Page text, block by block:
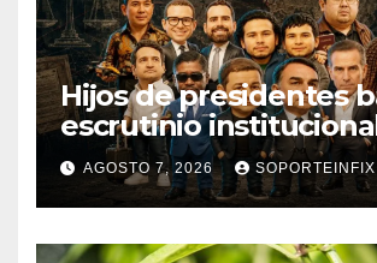
Hijos de presidentes
escrutinio
Brasil, Guinea
Angola y Estados
AGOSTO 7, 2026 SOPORTEINFIX